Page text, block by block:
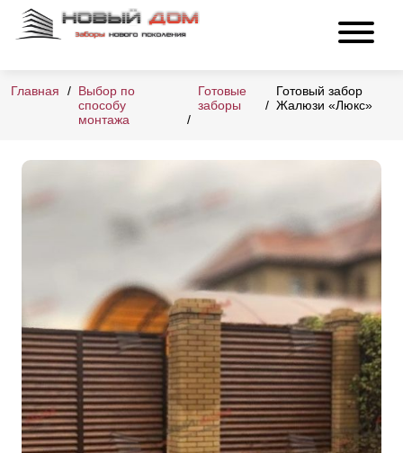
Главная
Выбор по
способу
монтажа
Готовые
заборы
Готовый забор
Жалюзи «Люкс»